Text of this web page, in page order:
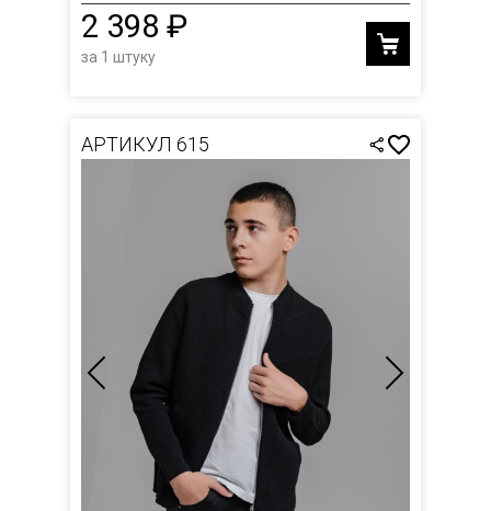
2 398 ₽
за 1 штуку
АРТИКУЛ 615